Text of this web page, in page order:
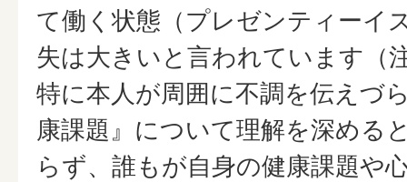
て働く状態（プレゼンティーイ
失は大きいと言われています（
特に本人が周囲に不調を伝えづ
康課題』について理解を深める
らず、誰もが自身の健康課題や